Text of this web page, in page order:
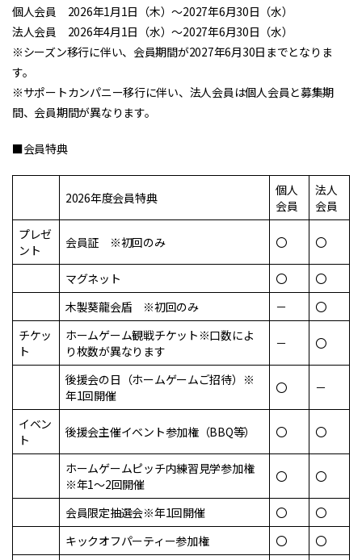
個人会員 2026年1月1日（木）～2027年6月30日（水）
法人会員 2026年4月1日（水）～2027年6月30日（水）
※シーズン移行に伴い、会員期間が2027年6月30日までとなりま
す。
※サポートカンパニー移行に伴い、法人会員は個人会員と募集期
間、会員期間が異なります。
■会員特典
2026年度会員特典
個人
会員
法人
会員
プレゼ
ント
会員証 ※初回のみ 〇 〇
マグネット 〇
〇
木製葵龍会盾 ※初回のみ
－
〇
チケッ
ト
ホームゲーム観戦チケット※口数によ
り枚数が異なります
－ 〇
後援会の日（ホームゲームご招待）※
年1回開催
〇 －
イベン
ト
後援会主催イベント参加権（BBQ等） 〇 〇
ホームゲームピッチ内練習見学参加権
※年1～2回開催
〇 〇
会員限定抽選会※年1回開催 〇
〇
キックオフパーティー参加権
〇
〇